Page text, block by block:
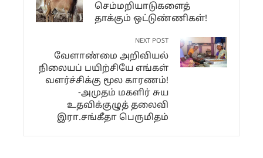
செம்மறியாடுகளைத்
தாக்கும் ஒட்டுண்ணிகள்!
NEXT POST
வேளாண்மை அறிவியல்
நிலையப் பயிற்சியே எங்கள்
வளர்ச்சிக்கு மூல காரணம்!
-அமுதம் மகளிர் சுய
உதவிக்குழுத் தலைவி
இரா.சங்கீதா பெருமிதம்